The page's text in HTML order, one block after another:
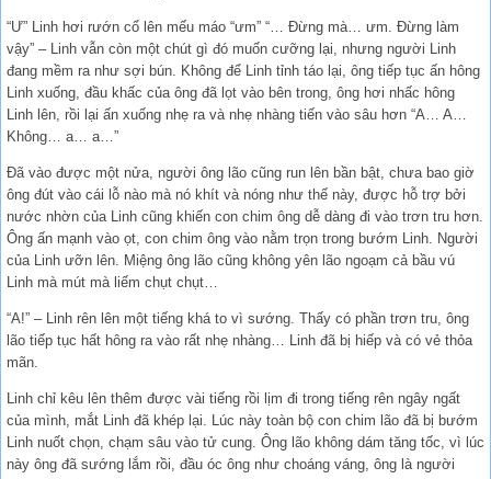
“Ư” Linh hơi rướn cổ lên mếu máo “ưm” “… Đừng mà… ưm. Đừng làm
vậy” – Linh vẫn còn một chút gì đó muốn cưỡng lại, nhưng người Linh
đang mềm ra như sợi bún. Không để Linh tỉnh táo lại, ông tiếp tục ấn hông
Linh xuống, đầu khấc của ông đã lọt vào bên trong, ông hơi nhấc hông
Linh lên, rồi lại ấn xuống nhẹ ra và nhẹ nhàng tiến vào sâu hơn “A… A…
Không… a… a…”
Đã vào được một nửa, người ông lão cũng run lên bần bật, chưa bao giờ
ông đút vào cái lỗ nào mà nó khít và nóng như thế này, được hỗ trợ bởi
nước nhờn của Linh cũng khiến con chim ông dễ dàng đi vào trơn tru hơn.
Ông ấn mạnh vào ọt, con chim ông vào nằm trọn trong bướm Linh. Người
của Linh ưỡn lên. Miệng ông lão cũng không yên lão ngoạm cả bầu vú
Linh mà mút mà liếm chụt chụt…
“A!” – Linh rên lên một tiếng khá to vì sướng. Thấy có phần trơn tru, ông
lão tiếp tục hất hông ra vào rất nhẹ nhàng… Linh đã bị hiếp và có vẻ thỏa
mãn.
Linh chỉ kêu lên thêm được vài tiếng rồi lịm đi trong tiếng rên ngây ngất
của mình, mắt Linh đã khép lại. Lúc này toàn bộ con chim lão đã bị bướm
Linh nuốt chọn, chạm sâu vào tử cung. Ông lão không dám tăng tốc, vì lúc
này ông đã sướng lắm rồi, đầu óc ông như choáng váng, ông là người